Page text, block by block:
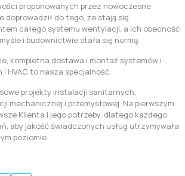
proponowanych przez nowoczesne
do tego, że stają się
całego systemu wentylacji, a ich obecność
i budownictwie stała się normą.
kompletna dostawa i montaż systemów i
HVAC to nasza specjalność.
projekty instalacji sanitarnych,
mechanicznej i przemysłowej. Na pierwszym
Klienta i jego potrzeby, dlatego każdego
aby jakość świadczonych usług utrzymywała
poziomie.